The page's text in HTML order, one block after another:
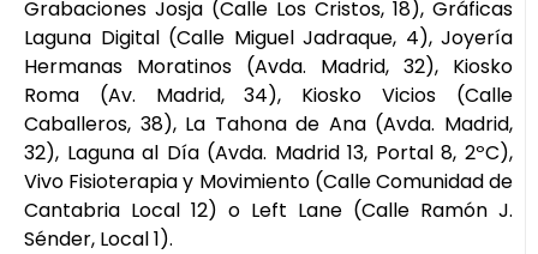
Grabaciones Josja (Calle Los Cristos, 18), Gráficas
Laguna Digital (Calle Miguel Jadraque, 4), Joyería
Hermanas Moratinos (Avda. Madrid, 32), Kiosko
Roma (Av. Madrid, 34), Kiosko Vicios (Calle
Caballeros, 38), La Tahona de Ana (Avda. Madrid,
32), Laguna al Día (Avda. Madrid 13, Portal 8, 2ºC),
Vivo Fisioterapia y Movimiento (Calle Comunidad de
Cantabria Local 12) o Left Lane (Calle Ramón J.
Sénder, Local 1).